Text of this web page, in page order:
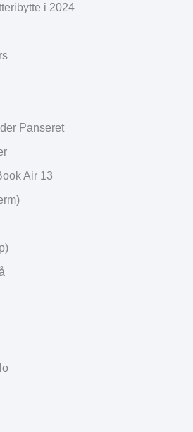
i 2024
Panseret
Air 13